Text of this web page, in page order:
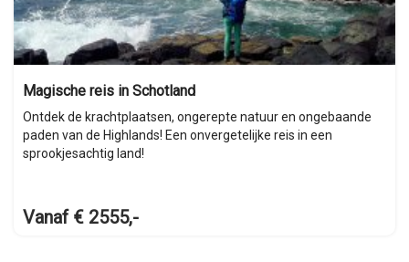
Magische reis in Schotland
Ontdek de krachtplaatsen, ongerepte natuur en ongebaande
paden van de Highlands! Een onvergetelijke reis in een
sprookjesachtig land!
Vanaf € 2555,-